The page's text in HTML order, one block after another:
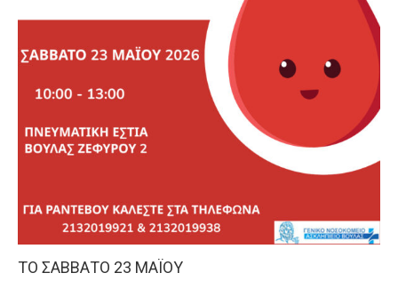
ΤΟ ΣΑΒΒΑΤΟ 23 ΜΑΪΟΥ